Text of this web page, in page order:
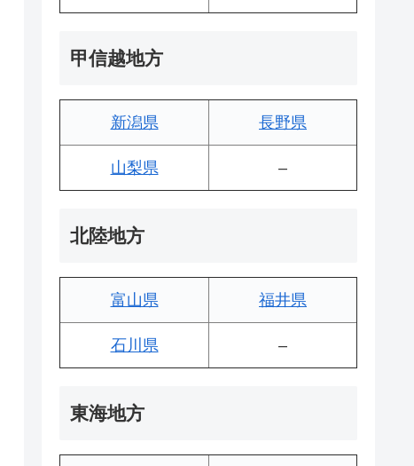
甲信越地方
新潟県 長野県
山梨県 –
北陸地方
富山県 福井県
石川県 –
東海地方